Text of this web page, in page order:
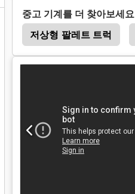
중고 기계를 더 찾아보세요
저상형 팔레트 트럭